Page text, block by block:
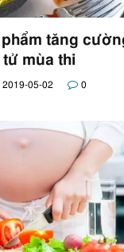
tăng
mùa thi
2019-05-02 0